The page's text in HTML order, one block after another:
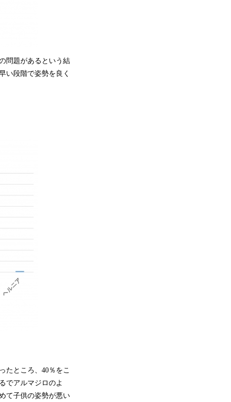
問題があるという結
い段階で姿勢を良く
たところ、40％をこ
でアルマジロのよ
て子供の姿勢が悪い